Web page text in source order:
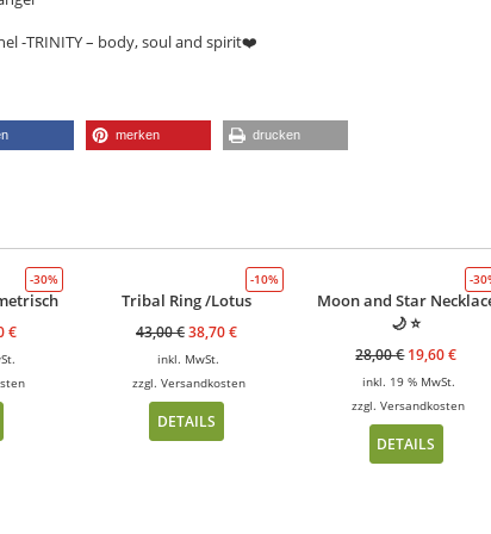
-TRINITY – body, soul and spirit❤️
merken drucken
-30%
€
-10%
Tribal Ring /Lotus
43,00€38,70€
inkl. MwSt.
zzgl. Versandkosten
DETAILS
-
Moon and Star
🌙 ⭐️
28,00€ 19,60€
inkl. 19 % MwSt.
zzgl.Versandkosten
DETAILS